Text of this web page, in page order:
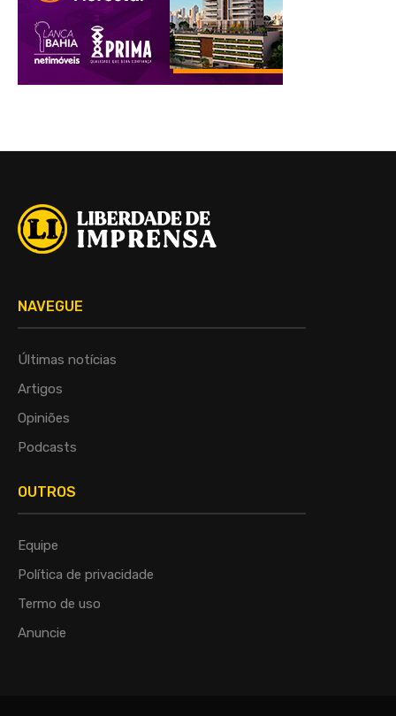
NAVEGUE
Últimas notícias
Artigos
Opiniões
Podcasts
OUTROS
Equipe
Política de privacidade
Termo de uso
Anuncie